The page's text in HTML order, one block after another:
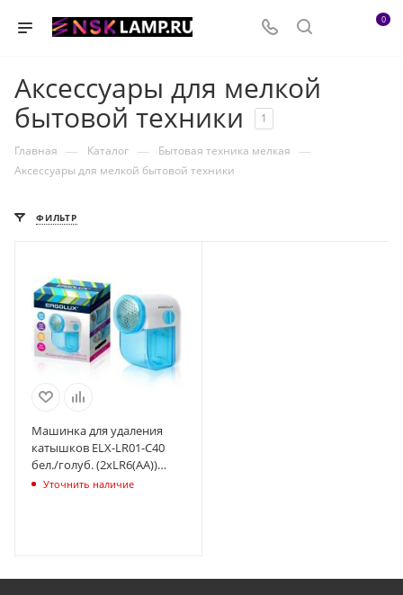
0
Аксессуары для мелкой
бытовой техники
1
Главная — Каталог — Бытовая техника мелкая —
Аксессуары для мелкой бытовой техники
ФИЛЬТР
Машинка для удаления
катышков ELX-LR01-C40
бел./голуб. (2хLR6(AA))
Ergolux 13136
Уточнить наличие